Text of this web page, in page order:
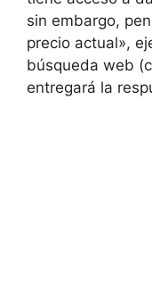
sin embargo,
precio actual»,
búsqueda web
entregará la